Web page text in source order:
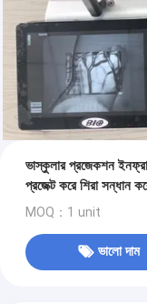
ভাস্কুলার প্রজেকশন
প্রজেক্ট করে শিরা সন্ধান
MOQ：1 unit
ভালো দাম